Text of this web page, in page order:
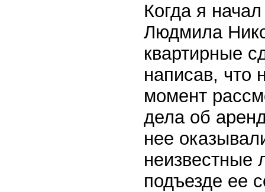
Когда я
Людмила
квартирные
написав, что
момент
дела об
нее
неизвестные
подъезде ее